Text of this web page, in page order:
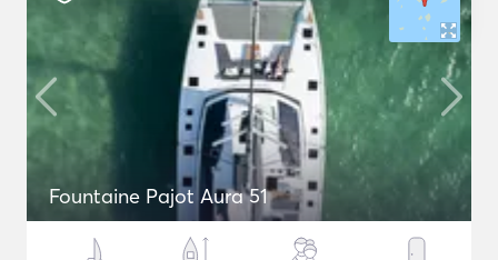
Fountaine Pajot Aura 51